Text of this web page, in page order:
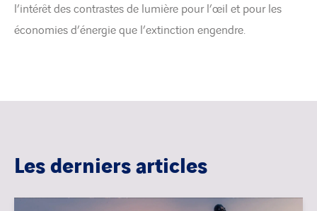
l’intérêt des contrastes de lumière pour l’œil et pour les
économies d’énergie que l’extinction engendre.
Les derniers articles